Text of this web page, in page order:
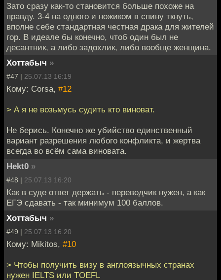
Зато сразу как-то становится больше похоже на
правду. 3-4 на одного и ножиком в спину ткнуть,
вполне себе стандартная честная драка для жителей
гор. В идеале бы конечно, чтоб один был не
десантник, а либо задохлик, либо вообще женщина.
Хоттабыч »
#47 | 25.07.13 16:19
Кому: Corsa, #12
> А я не возьмусь судить кто виноват.
Не берись. Конечно же убийство единственный
вариант разрешения любого конфликта, и жертва
всегда во всём сама виновата.
Hekt0 »
#48 | 25.07.13 16:20
Как в суде ответ держать - переводчик нужен, а как
ЕГЭ сдавать - так минимум 100 баллов.
Хоттабыч »
#49 | 25.07.13 16:20
Кому: Mikitos, #10
> Чтобы получить визу в англоязычных странах
нужен IELTS или TOEFL